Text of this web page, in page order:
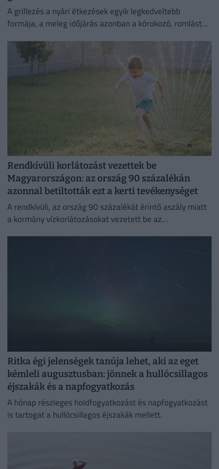
A grillezés a nyári étkezések egyik legkedveltebb
formája, a meleg időjárás azonban a kórokozó, romlást
Rendkívüli korlátozást vezettek be
Magyarországon: az ország 90 százalékán
azonnal betiltották ezt a kerti tevékenységet
A rendkívüli, az ország 90 százalékát érintő aszály miatt
a kormány vízkorlátozásokat vezetett be az
biztosítása érdekében.
Ritka égi jelenségek tanúja lehet, aki az eget
kémleli augusztusban: jönnek a hullócsillagos
éjszakák és a napfogyatkozás
A hónap részleges holdfogyatkozást és napfogyatkozást
is tartogat a hullócsillagos éjszakák mellett.